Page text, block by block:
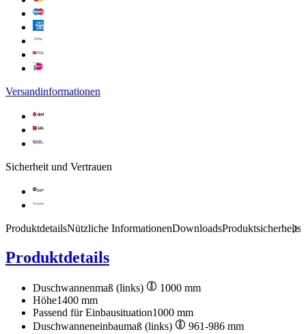
Versandinformationen
Sicherheit und Vertrauen
Produktdetails
Produktdetails
Duschwannenmaß (links)
1000 mm
Höhe1400 mm
Passend für Einbausituation1000 mm
Duschwanneneinbaumaß (links)
961-986 mm
Nützliche InformationenDownloads